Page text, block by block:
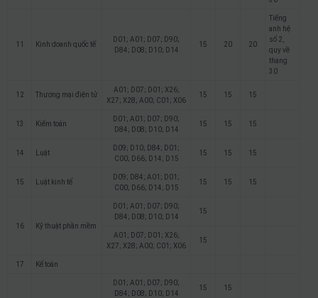
11 Kinh doanh quốc tế
D01; A01; D07; D90;
D84; D08; D10; D14
15 20 20
Tiếng
anh hệ
số 2,
quy về
thang
30
12 Thương mại điện tử
A01; D07; D01; X26;
X27; X28; A00; C01; X06
15 15 15
13 Kiểm toán
D01; A01; D07; D90;
D84; D08; D10; D14
15 15 15
14 Luật
D09; D10; D84; D01;
C00; D66; D14; D15
15 15 15
15 Luật kinh tế
D09; D84; A01; D01;
C00; D66; D14; D15
15 15 15
16 Kỹ thuật phần mềm
D01; A01; D07; D90;
D84; D08; D10; D14
15
A01; D07; D01; X26;
X27; X28; A00; C01; X06
15
17 Kế toán
D01; A01; D07; D90;
D84; D08; D10; D14
15 15